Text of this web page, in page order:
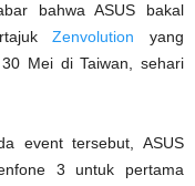
bahwa ASUS bakal
Zenvolution yang
Mei di Taiwan, sehari
event tersebut, ASUS
3 untuk pertama